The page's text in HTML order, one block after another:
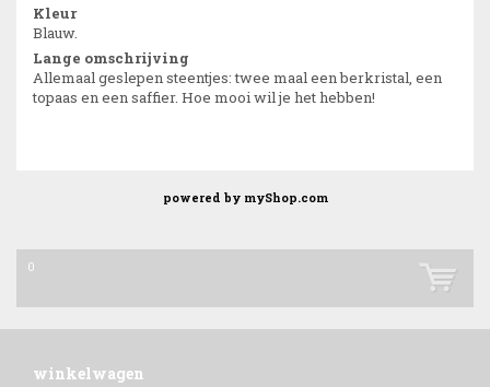
Kleur
Blauw.
Lange omschrijving
Allemaal geslepen steentjes: twee maal een berkristal, een
topaas en een saffier. Hoe mooi wil je het hebben!
powered by myShop.com
0
winkelwagen